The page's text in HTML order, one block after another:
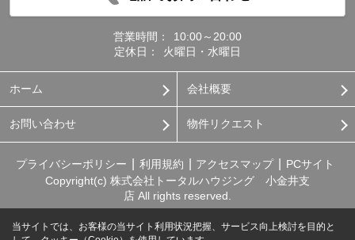
営業時間：
10:00～20:00
定休日：
火曜日・水曜日
ホーム 会社概要
お問い合わせ 物件リクエスト
プライバシーポリシー 利用規約 アクセスマップ
PCサイト
Copyright(c) 株式会社トータルハウジング 小金井支
店 All rights reserved.
当サイトでは、お客様の当サイト利用状況把握、サービス向上検討を目的と